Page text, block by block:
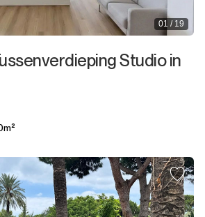
01 / 19
Studio in